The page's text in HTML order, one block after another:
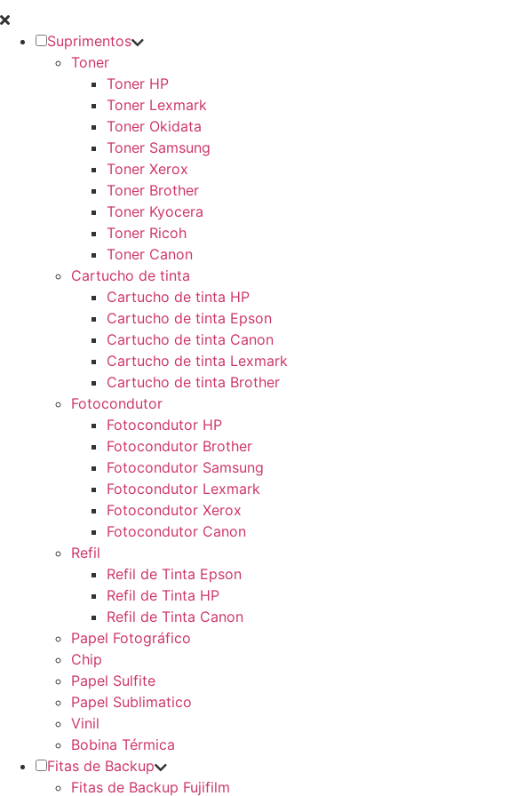
Suprimentos
Toner
Toner HP
Toner Lexmark
Toner Okidata
Toner Samsung
Toner Xerox
Toner Brother
Toner Kyocera
Toner Ricoh
Toner Canon
Cartucho de tinta
Cartucho de tinta HP
Cartucho de tinta Epson
Cartucho de tinta Canon
Cartucho de tinta Lexmark
Cartucho de tinta Brother
Fotocondutor
Fotocondutor HP
Fotocondutor Brother
Fotocondutor Samsung
Fotocondutor Lexmark
Fotocondutor Xerox
Fotocondutor Canon
Refil
Refil de Tinta Epson
Refil de Tinta HP
Refil de Tinta Canon
Papel Fotográfico
Chip
Papel Sulfite
Papel Sublimatico
Vinil
Bobina Térmica
Fitas de Backup
Fitas de Backup Fujifilm